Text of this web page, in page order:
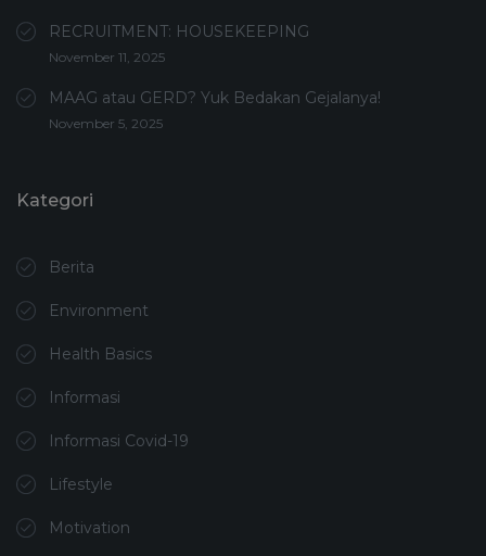
RECRUITMENT: HOUSEKEEPING
November 11, 2025
MAAG atau GERD? Yuk Bedakan Gejalanya!
November 5, 2025
Kategori
Berita
Environment
Health Basics
Informasi
Informasi Covid-19
Lifestyle
Motivation